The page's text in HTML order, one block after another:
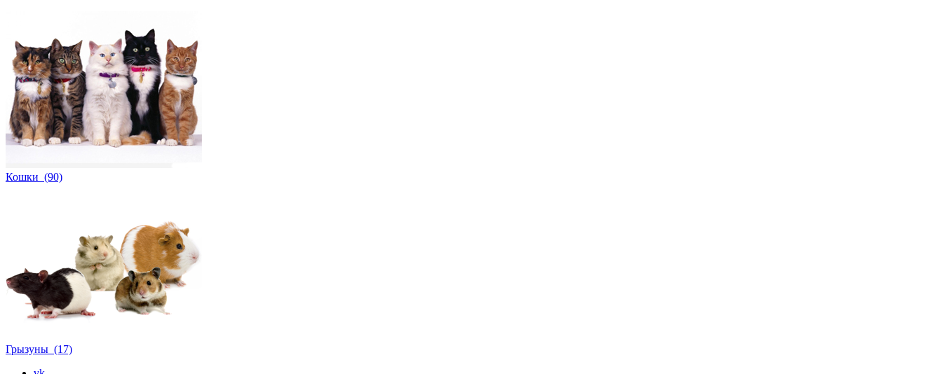
Кошки (90)
Грызуны (17)